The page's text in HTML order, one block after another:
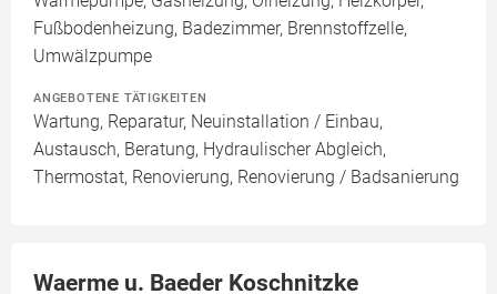
Fußbodenheizung, Badezimmer, Brennstoffzelle,
Umwälzpumpe
ANGEBOTENE TÄTIGKEITEN
Wartung, Reparatur, Neuinstallation / Einbau,
Austausch, Beratung, Hydraulischer Abgleich,
Thermostat, Renovierung, Renovierung / Badsanierung
Waerme u. Baeder Koschnitzke